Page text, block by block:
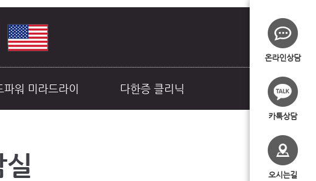
온라인상담
카톡상담
오시는길
파워 미라드라이 다한증 클리닉